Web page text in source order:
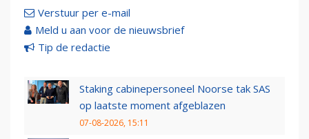
Verstuur per e-mail
Meld u aan voor de nieuwsbrief
Tip de redactie
Staking cabinepersoneel Noorse tak SAS
op laatste moment afgeblazen
07-08-2026, 15:11